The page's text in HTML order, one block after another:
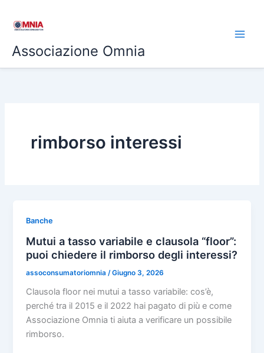
Associazione Omnia
rimborso interessi
Banche
Mutui a tasso variabile e clausola “floor”:
puoi chiedere il rimborso degli interessi?
assoconsumatoriomnia /Giugno 3, 2026
Clausola floor nei mutui a tasso variabile: cos’è,
perché tra il 2015 e il 2022 hai pagato di più e come
Associazione Omnia ti aiuta a verificare un possibile
rimborso.